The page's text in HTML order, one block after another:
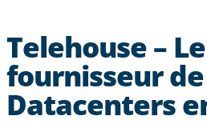
Telehouse –
fournisseur de
Datacenters